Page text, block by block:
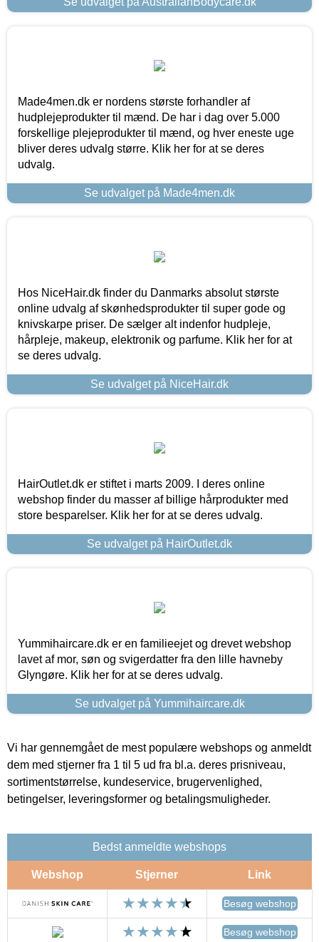
Made4men.dk er nordens største forhandler af
hudplejeprodukter til mænd. De har i dag over 5.000
forskellige plejeprodukter til mænd, og hver eneste uge
bliver deres udvalg større. Klik her for at se deres
udvalg.
Se udvalget på Made4men.dk
Hos NiceHair.dk finder du Danmarks absolut største
online udvalg af skønhedsprodukter til super gode og
knivskarpe priser. De sælger alt indenfor hudpleje,
hårpleje, makeup, elektronik og parfume. Klik her for at
se deres udvalg.
Se udvalget på NiceHair.dk
HairOutlet.dk er stiftet i marts 2009. I deres online
webshop finder du masser af billige hårprodukter med
store besparelser. Klik her for at se deres udvalg.
Se udvalget på HairOutlet.dk
Yummihaircare.dk er en familieejet og drevet webshop
lavet af mor, søn og svigerdatter fra den lille havneby
Glyngøre. Klik her for at se deres udvalg.
Se udvalget på Yummihaircare.dk
Vi har gennemgået de mest populære webshops og anmeldt
dem med stjerner fra 1 til 5 ud fra bl.a. deres prisniveau,
sortimentstørrelse, kundeservice, brugervenlighed,
betingelser, leveringsformer og betalingsmuligheder.
Bedst anmeldte webshops
Webshop Stjerner Link
Besøg webshop
Besøg webshop